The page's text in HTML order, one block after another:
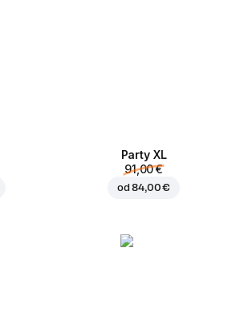
Party XL
91,00 €
od84,00 €